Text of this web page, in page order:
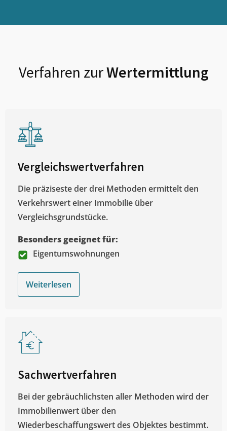
Verfahren zurWertermittlung
Vergleichswertverfahren
Die präziseste der drei Methoden ermittelt den
Verkehrswert einer Immobilie über
Vergleichsgrundstücke.
Besonders geeignet für:
Eigentumswohnungen
Weiterlesen
Sachwertverfahren
Bei der gebräuchlichsten aller Methoden wird der
Immobilienwert über den
Wiederbeschaffungswert des Objektes bestimmt.